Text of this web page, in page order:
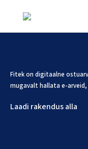
Fitek on digitaalne
mugavalt hallata e-arveid,
Laadi rakendus alla